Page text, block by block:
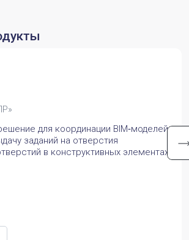
для координации BIM‑моделей
заданий на отверстия
в конструктивных элементах